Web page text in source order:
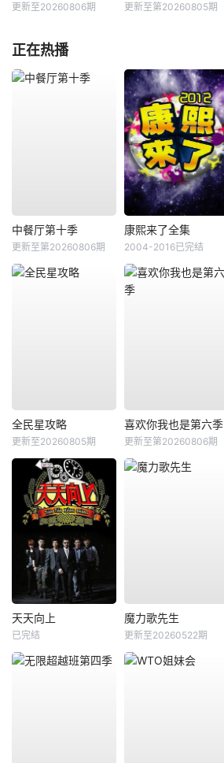
更新至20260806期 更新至第20260805期
正在热播
中餐厅第十季
更新至第20260806期
康熙来了全集
2004-2016已完结
全民星攻略
更新至20260805期
喜欢你我也是第六季
更新至第20260806期
天天向上
已完结
魔力歌先生
更新至20260522期